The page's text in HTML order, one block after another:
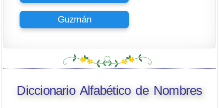
Guzmán
Diccionario Alfabético de Nombres